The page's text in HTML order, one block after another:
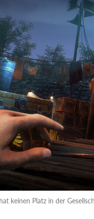
keinen Platz in der